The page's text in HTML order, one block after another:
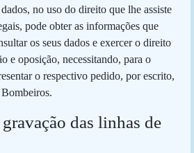
no uso do direito que lhe assiste
pode obter as informações que
os seus dados e exercer o direito
e oposição, necessitando, para o
o respectivo pedido, por escrito,
das linhas de